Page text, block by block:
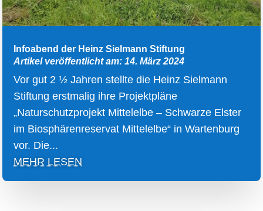
Infoabend der Heinz Sielmann Stiftung
Artikel veröffentlicht am: 14. März 2024
Vor gut 2 ½ Jahren stellte die Heinz Sielmann
Stiftung erstmalig ihre Projektpläne
„Naturschutzprojekt Mittelelbe – Schwarze Elster
im Biosphärenreservat Mittelelbe“ in Wartenburg
vor. Die...
MEHR LESEN